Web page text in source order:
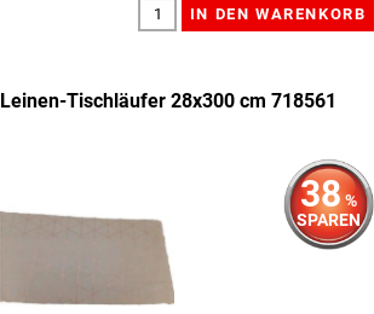
Leinen-Tischläufer 28x300 cm 718561
38 %
SPAREN